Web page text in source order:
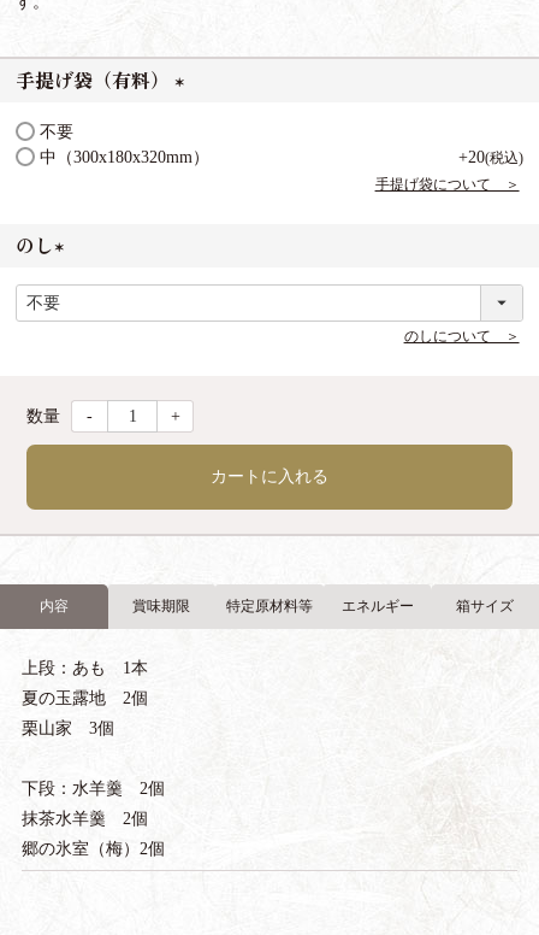
手提げ袋（有料）
不要
中（300x180x320mm）
+20 税込
手提げ袋について ＞
のし
(
必
のしについて ＞
- +
カートに入れる
内容 賞味期限 特定原材料等 エネルギー 箱サイズ
上段：あも 1本
夏の玉露地 2個
栗山家 3個
下段：水羊羹 2個
抹茶水羊羹 2個
郷の氷室（梅）2個